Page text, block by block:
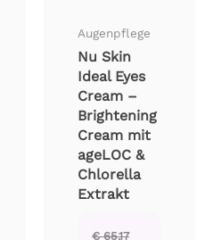
Augenpflege
Nu Skin
Ideal Eyes
Cream –
Brightening
Cream mit
ageLOC &
Chlorella
Extrakt
€65,17